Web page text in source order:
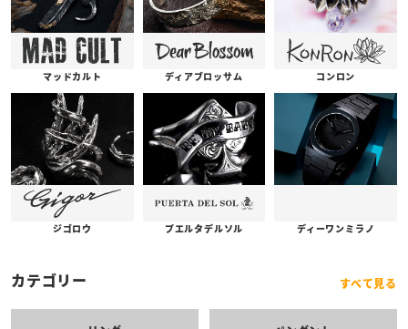
マッドカルト ディアブロッサム コンロン
ジゴロウ プエルタデルソル ディーワンミラノ
カテゴリー すべて見る